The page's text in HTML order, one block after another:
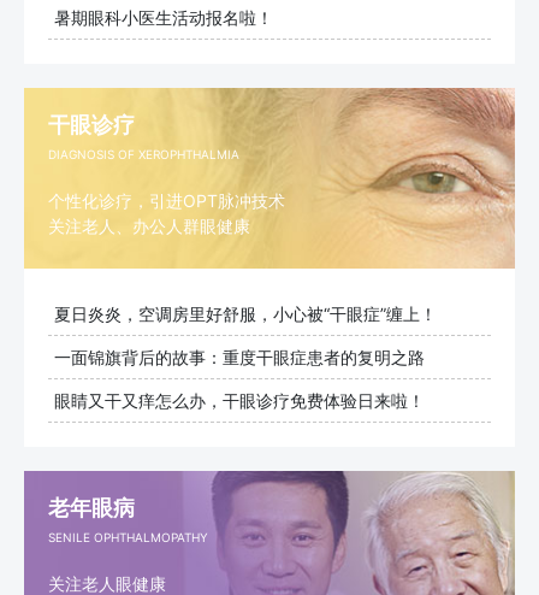
暑期眼科小医生活动报名啦！
干眼诊疗
DIAGNOSIS OF XEROPHTHALMIA
个性化诊疗，引进OPT脉冲技术
关注老人、办公人群眼健康
夏日炎炎，空调房里好舒服，小心被“干眼症”缠上！
一面锦旗背后的故事：重度干眼症患者的复明之路
眼睛又干又痒怎么办，干眼诊疗免费体验日来啦！
老年眼病
SENILE OPHTHALMOPATHY
关注老人眼健康